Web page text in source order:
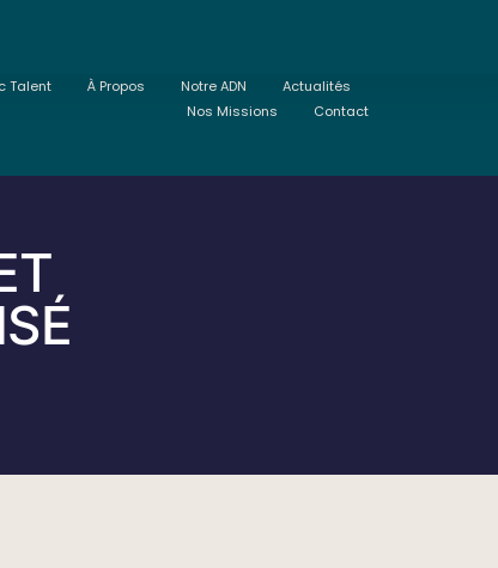
Talent À Propos Notre ADN
Actualités
Nos Missions
Contact